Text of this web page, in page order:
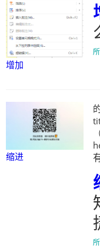
增加
缩进